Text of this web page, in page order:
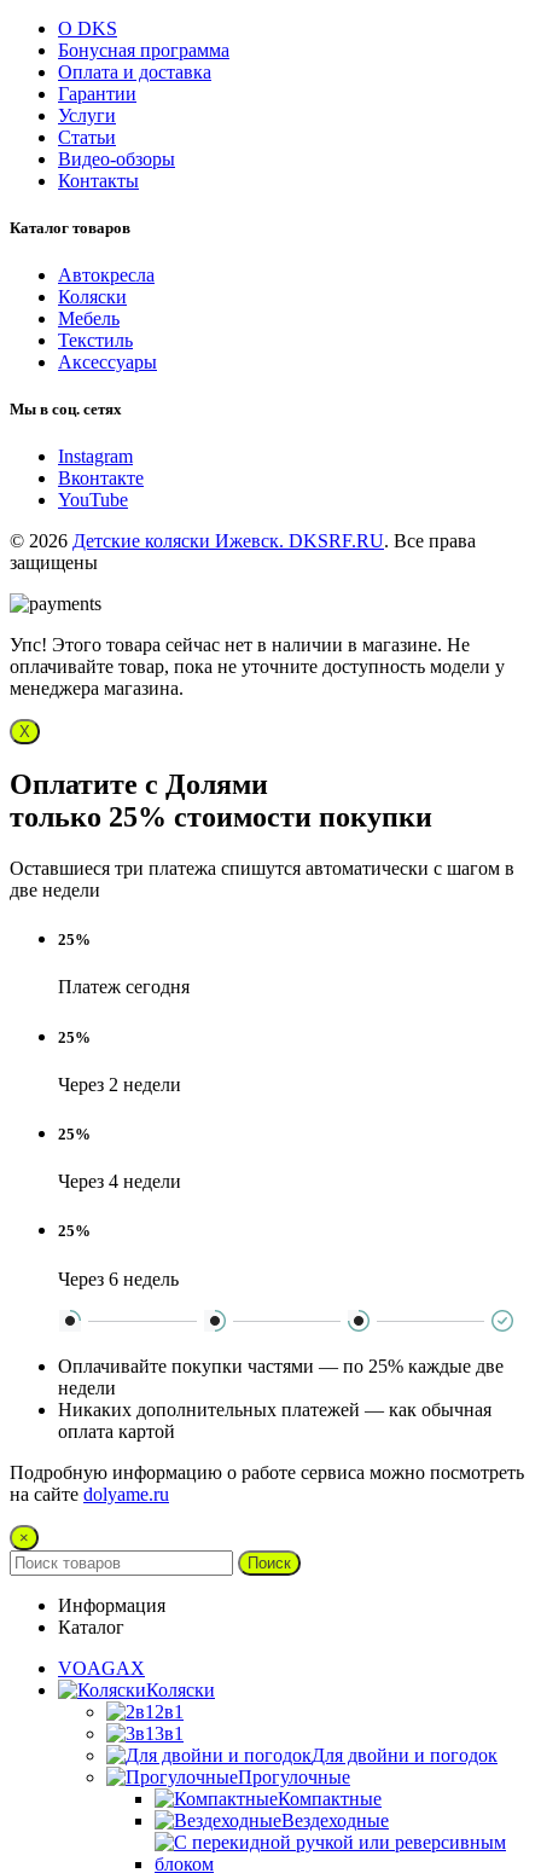
О DKS
Бонусная программа
Оплата и доставка
Гарантии
Услуги
Статьи
Видео-обзоры
Контакты
Каталог товаров
Автокресла
Коляски
Мебель
Текстиль
Аксессуары
Мы в соц. сетях
Instagram
Вконтакте
YouTube
© 2026 Детские коляски Ижевск. DKSRF.RU. Все права
защищены
Упс! Этого товара сейчас нет в наличии в магазине. Не
оплачивайте товар, пока не уточните доступность модели у
менеджера магазина.
X
Оплатите с Долями
только 25% стоимости покупки
Оставшиеся три платежа спишутся автоматически с шагом в
две недели
25%
Платеж сегодня
25%
Через 2 недели
25%
Через 4 недели
25%
Через 6 недель
Оплачивайте покупки частями — по 25% каждые две
недели
Никаких дополнительных платежей — как обычная
оплата картой
Подробную информацию о работе сервиса можно посмотреть
на сайте dolyame.ru
×
Поиск
Информация
Каталог
VOAGAX
Коляски
2в1
3в1
Для двойни и погодок
Прогулочные
Компактные
Вездеходные